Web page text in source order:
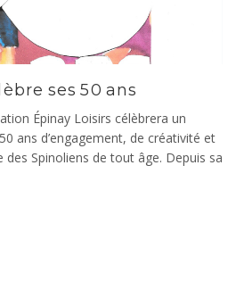
ses 50 ans
Épinay Loisirs célèbrera un
ans d’engagement, de créativité et
des Spinoliens de tout âge. Depuis sa